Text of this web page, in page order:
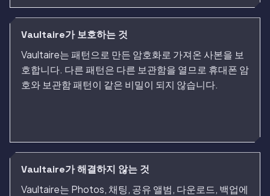
Vaultaire가 보호하는 것
Vaultaire는 패턴으로 만든 암호화로 가져온 사본을 보
호합니다. 다른 패턴은 다른 보관함을 열므로 휴대폰 암
호와 보관함 패턴이 같은 비밀이 되지 않습니다.
Vaultaire가 해결하지 않는 것
Vaultaire는 Photos, 채팅, 공유 앨범, 다운로드, 백업에